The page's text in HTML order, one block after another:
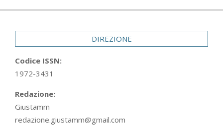
05-
DIREZIONE
Codice ISSN:
1972-3431
Redazione:
Giustamm
redazione.giustamm@gmail.com